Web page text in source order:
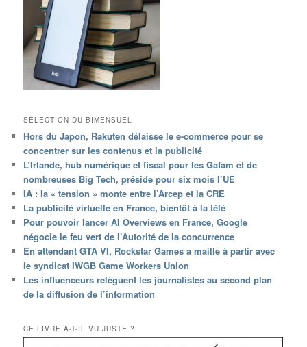
SÉLECTION DU BIMENSUEL
Hors du Japon, Rakuten délaisse le e-commerce pour se
concentrer sur les contenus et la publicité
L’Irlande, hub numérique et fiscal pour les Gafam et de
nombreuses Big Tech, préside pour six mois l’UE
IA : la « tension » monte entre l’Arcep et la CRE
La publicité virtuelle en France, bientôt à la télé
Pour pouvoir lancer AI Overviews en France, Google
négocie le feu vert de l’Autorité de la concurrence
En attendant GTA VI, Rockstar Games a maille à partir avec
le syndicat IWGB Game Workers Union
Les influenceurs relèguent les journalistes au second plan
de la diffusion de l’information
CE LIVRE A-T-IL VU JUSTE ?